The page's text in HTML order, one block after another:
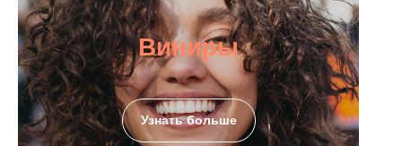
Виниры
Узнать больше